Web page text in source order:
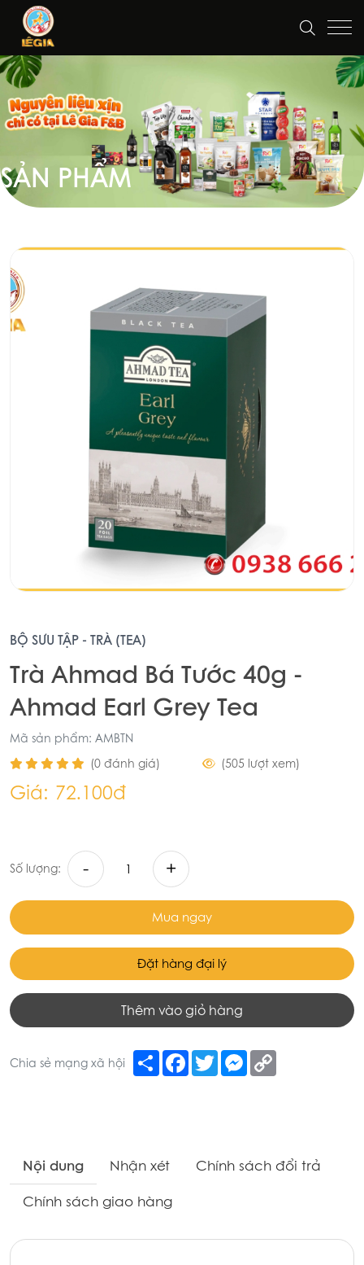
SẢN PHẨM
BỘ SƯU TẬP - TRÀ (TEA)
Trà Ahmad Bá Tước 40g -
Ahmad Earl Grey Tea
Mã sản phẩm: AMBTN
(0 đánh giá)
(505 lượt xem)
Giá: 72.100đ
Số lượng: - +
Mua ngay
Đặt hàng đại lý
Thêm vào giỏ hàng
Chia sẻ mạng xã hội Share Facebook
TwitterMessenger
Nội dung Nhận xét
Chính sách đổi trả
Chính sách giao hàng